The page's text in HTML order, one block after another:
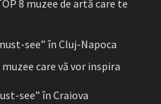
8 muzee de artă care te
see” în Cluj-Napoca
care vă vor inspira
see” în Craiova